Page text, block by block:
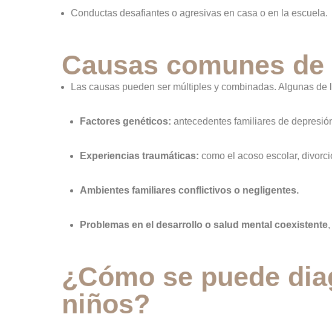
Conductas desafiantes o agresivas en casa o en la escuela.
Causas comunes
Las causas pueden ser múltiples y combinadas. Algunas de
Factores genéticos: antecedentes familiares de
Experiencias traumáticas: como el acoso escolar,
Ambientes familiares conflictivos o negligentes.
Problemas en el desarrollo o salud mental coexistente
¿Cómo se puede
niños?